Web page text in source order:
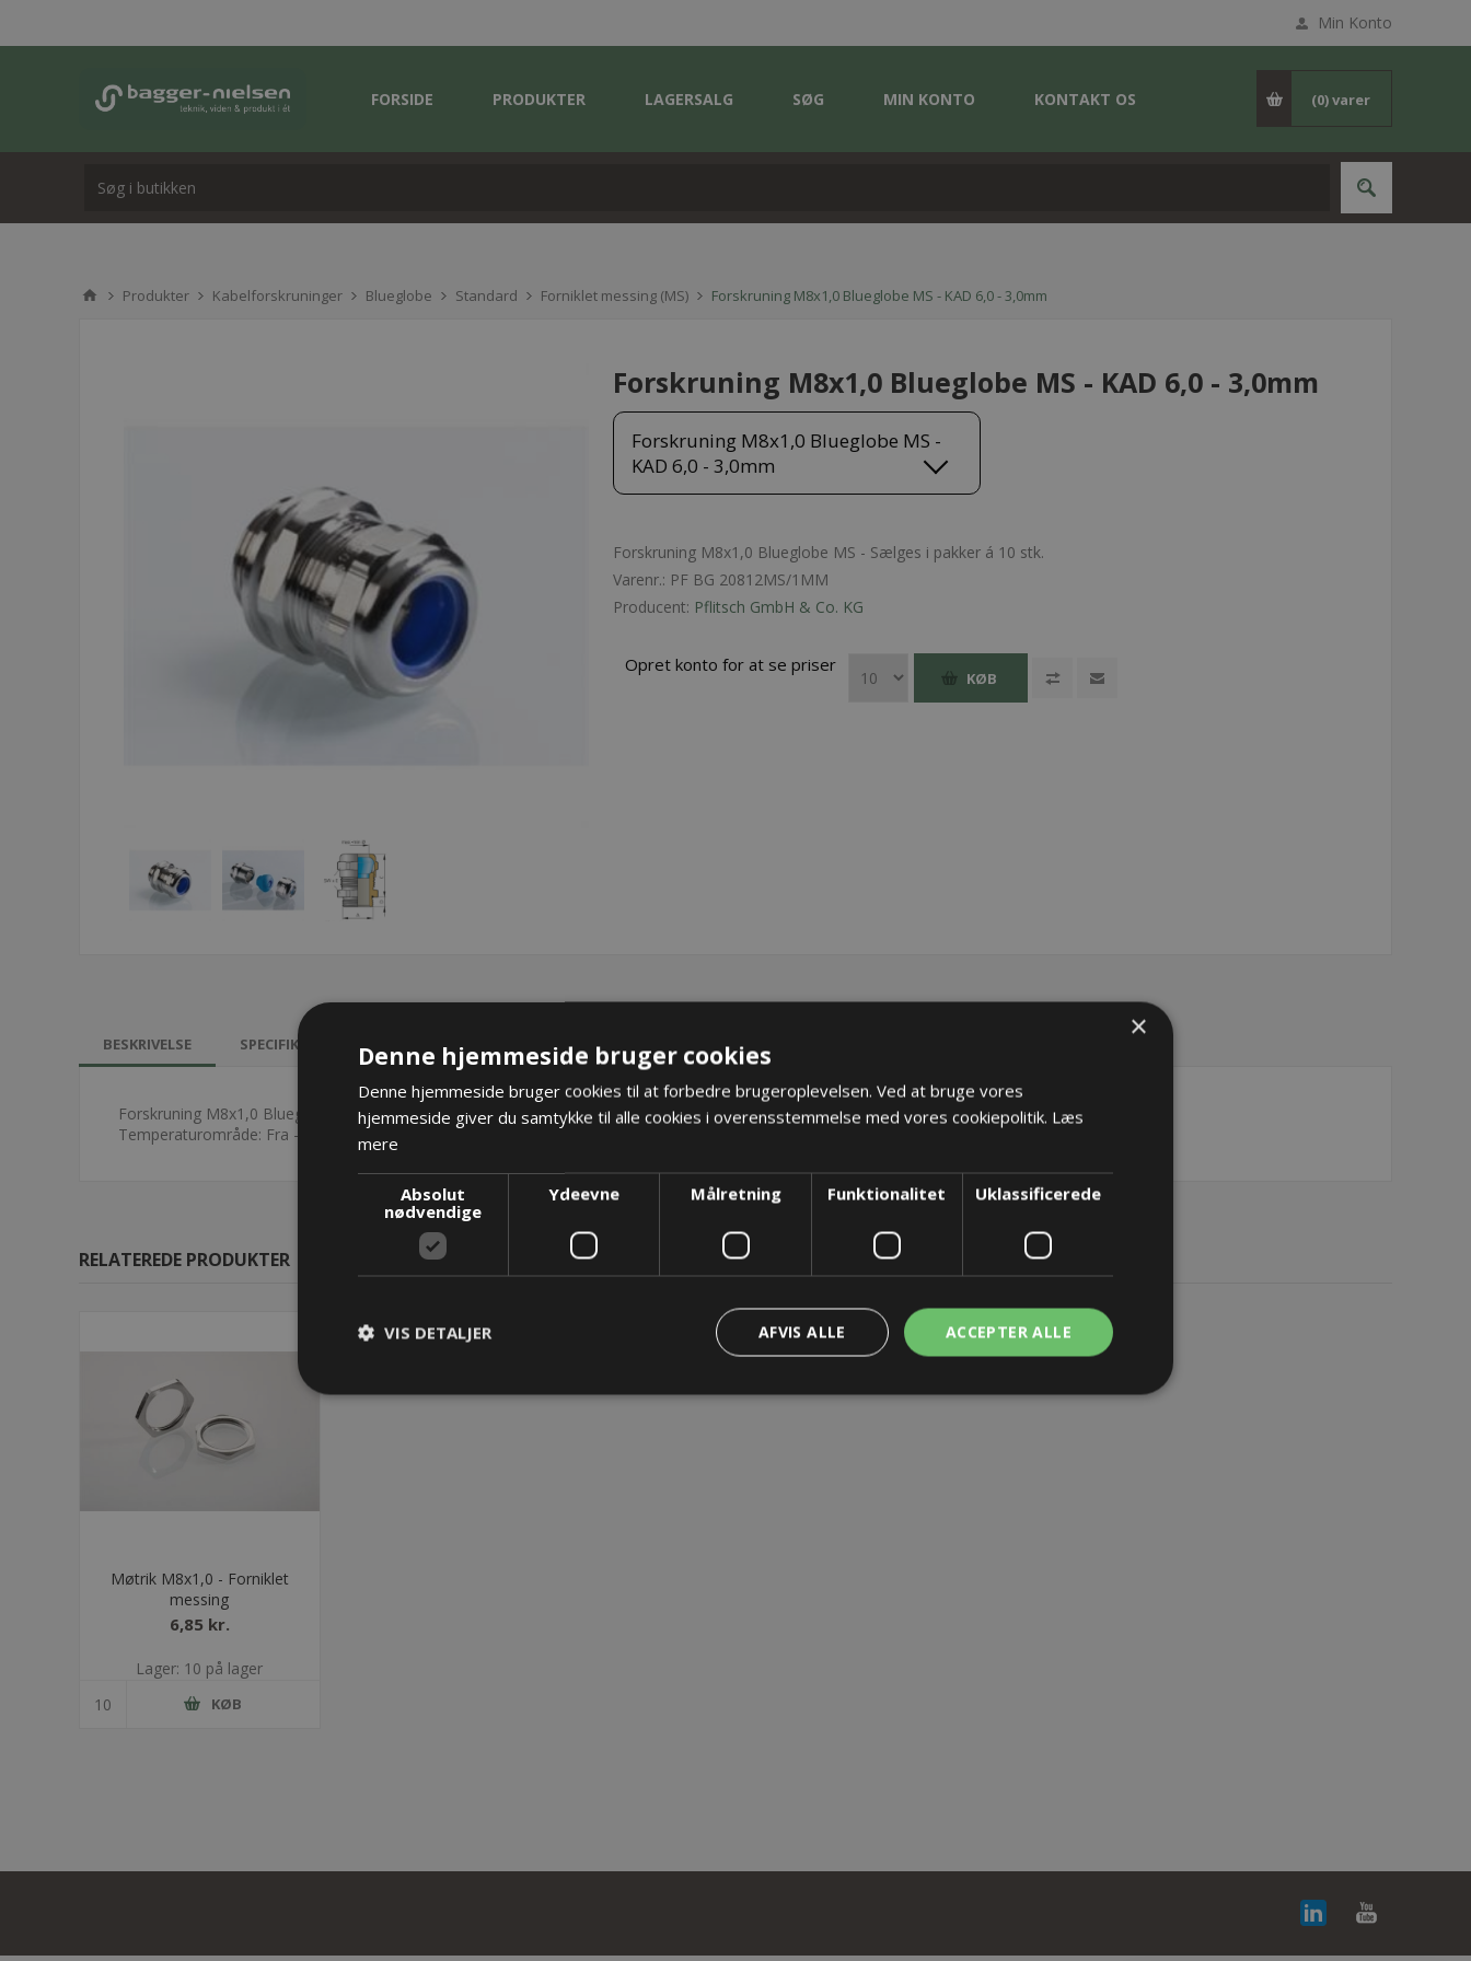
Min Konto
FORSIDE PRODUKTER LAGERSALG SØG MIN KONTO KONTAKT OS (0)varer
Produkter Kabelforskruninger Blueglobe Standard Forniklet messing (MS) Forskruning M8x1,0 Blueglobe MS - KAD 6,0 - 3,0mm
Forskruning M8x1,0 Blueglobe MS - KAD 6,0 - 3,0mm
Forskruning M8x1,0 Blueglobe MS -
KAD 6,0 - 3,0mm
Forskruning M8x1,0 Blueglobe MS - Sælges i pakker á 10 stk.
Varenr.: PF BG 20812MS/1MM
Producent: Pflitsch GmbH & Co. KG
Opret konto for at se priser
KØB
BESKRIVELSE SPECIFIKATIONER DOKUMENTER KONTAKT OS
Forskruning M8x1,0 Blueglobe MS
Temperaturområde: Fra -40°C til +130°C
RELATEREDE PRODUKTER
Møtrik M8x1,0 - Forniklet
messing
6,85 kr.
Lager: 10 på lager
KØB
×
Denne hjemmeside bruger cookies
Denne hjemmeside bruger cookies til at forbedre brugeroplevelsen. Ved at bruge vores
hjemmeside giver du samtykke til alle cookies i overensstemmelse med vores cookiepolitik. Læs
mere
Absolut
nødvendige
Ydeevne Målretning Funktionalitet Uklassificerede
ACCEPTER ALLE
AFVIS ALLE
VIS DETALJER